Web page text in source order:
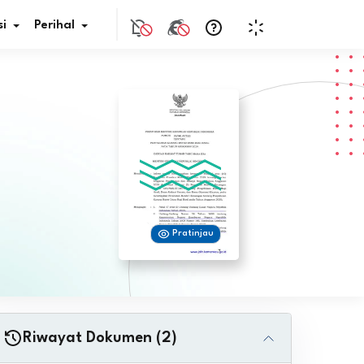
JDIH
Perihal
Pratinjau
Riwayat Dokumen (2)